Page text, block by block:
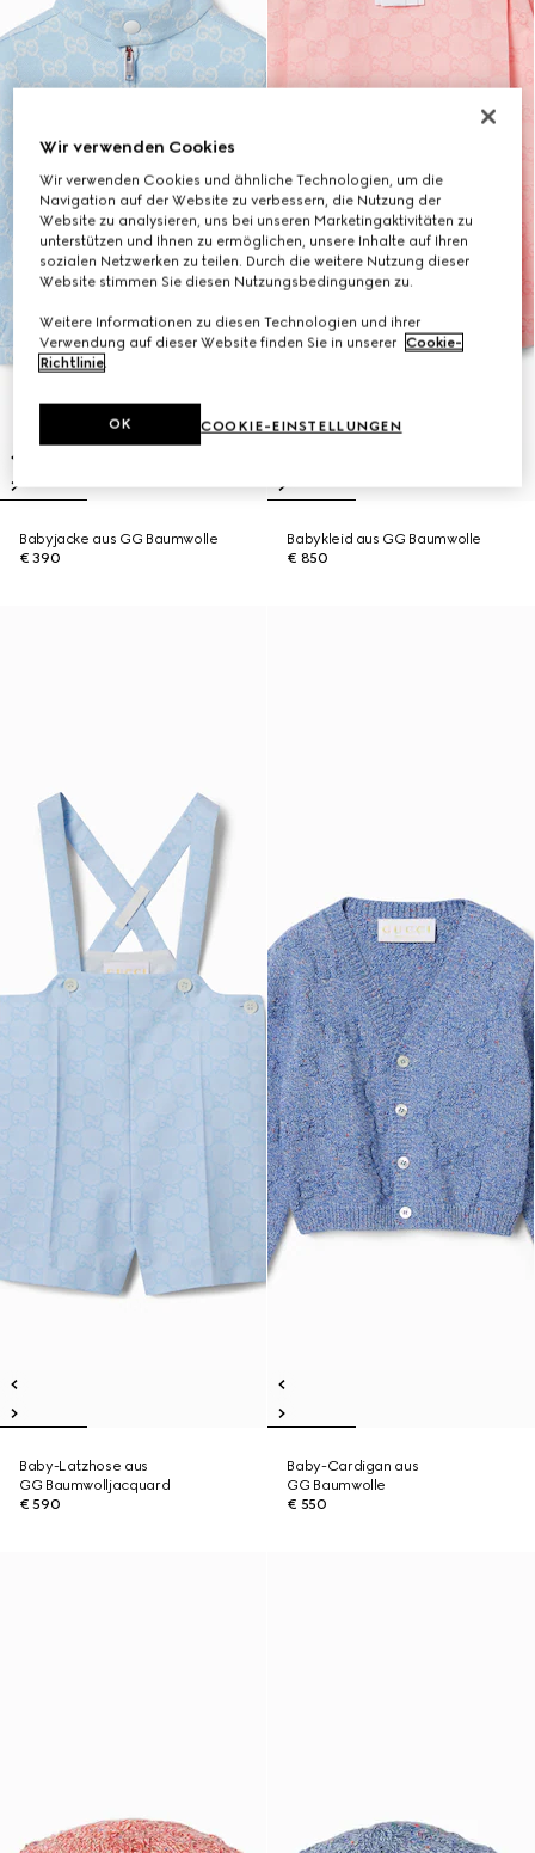
Babyjacke aus GG Baumwolle
€ 390
Babykleid aus GG Baumwolle
€ 850
Baby-Latzhose aus
GG Baumwolljacquard
€ 590
Baby-Cardigan aus
GG Baumwolle
€ 550
Wir verwenden Cookies
Wir verwenden Cookies und ähnliche Technologien, um die
Navigation auf der Website zu verbessern, die Nutzung der
Website zu analysieren, uns bei unseren Marketingaktivitäten zu
unterstützen und Ihnen zu ermöglichen, unsere Inhalte auf Ihren
sozialen Netzwerken zu teilen. Durch die weitere Nutzung dieser
Website stimmen Sie diesen Nutzungsbedingungen zu.
Weitere Informationen zu diesen Technologien und ihrer
Verwendung auf dieser Website finden Sie in unserer Cookie-
Richtlinie.
COOKIE-EINSTELLUNGEN
OK